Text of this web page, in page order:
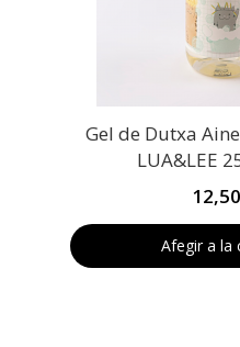
Gel de Dutxa
LUA&LEE
Afegir a la